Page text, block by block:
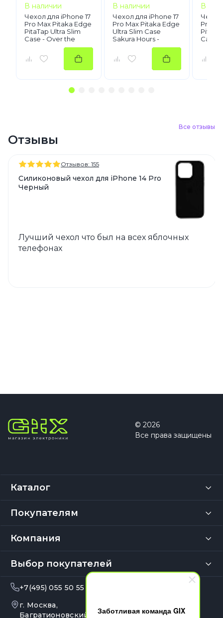
Заботливая команда GIX
В наличии
Чехол для iPhone 17
Pro Max Pitaka Edge
PitaTap Ultra Slim
Case - Over the
В наличии
Чехол для iPhone 17
Pro Max Pitaka Edge
Ultra Slim Case
Sakura Hours -
Midnight Black
В
Чехол
Pro
Case -
Отзывы
Все отзывы
Отзывов: 155
Силиконовый чехол для iPhone 14 Pro
Черный
Лучший чехол что был на всех яблочных
телефонах
© 2026
Все права защищены
Каталог
Покупателям
Компания
Выбор покупателей
+7(495) 055 50 55
г. Москва,
Багратионовский
Ежедневно